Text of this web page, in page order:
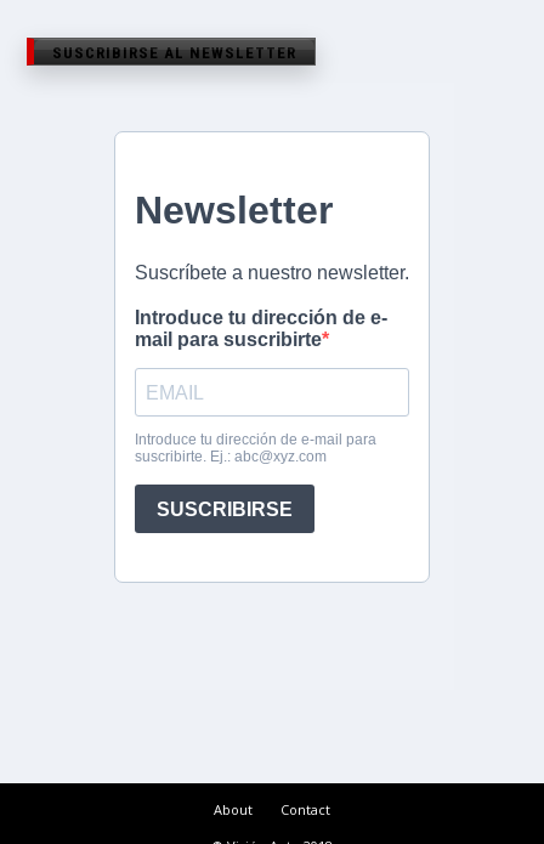
SUSCRIBIRSE AL NEWSLETTER
About
Contact